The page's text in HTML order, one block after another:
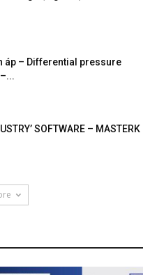
áp – Differential pressure
SOFTWARE – MASTERK